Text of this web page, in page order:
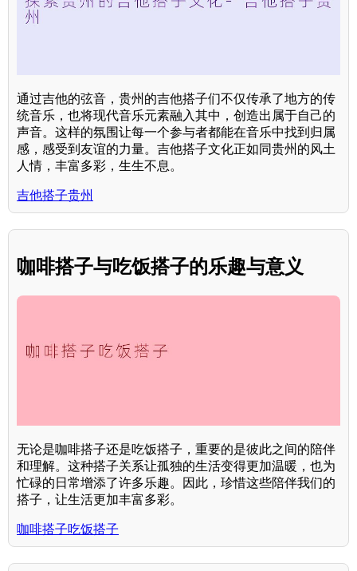
通过吉他的弦音，贵州的吉他搭子们不仅传承了地方的传
统音乐，也将现代音乐元素融入其中，创造出属于自己的
声音。这样的氛围让每一个参与者都能在音乐中找到归属
感，感受到友谊的力量。吉他搭子文化正如同贵州的风土
人情，丰富多彩，生生不息。
吉他搭子贵州
咖啡搭子与吃饭搭子的乐趣与意义
无论是咖啡搭子还是吃饭搭子，重要的是彼此之间的陪伴
和理解。这种搭子关系让孤独的生活变得更加温暖，也为
忙碌的日常增添了许多乐趣。因此，珍惜这些陪伴我们的
搭子，让生活更加丰富多彩。
咖啡搭子吃饭搭子